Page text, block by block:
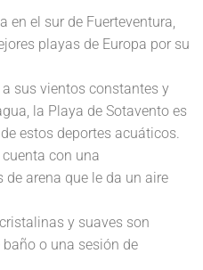
en el sur de Fuerteventura,
playas de Europa por su
sus vientos constantes y
la Playa de Sotavento es
estos deportes acuáticos.
con una
arena que le da un aire
y suaves son
o una sesión de